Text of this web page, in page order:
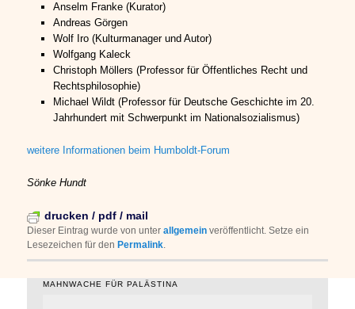
Anselm Franke (Kurator)
Andreas Görgen
Wolf Iro (Kulturmanager und Autor)
Wolfgang Kaleck
Christoph Möllers (Professor für Öffentliches Recht und
Rechtsphilosophie)
Michael Wildt (Professor für Deutsche Geschichte im 20.
Jahrhundert mit Schwerpunkt im Nationalsozialismus)
weitere Informationen beim Humboldt-Forum
Sönke Hundt
drucken / pdf / mail
Dieser Eintrag wurde vonunterallgemein veröffentlicht. Setze ein
Lesezeichen für den Permalink.
MAHNWACHE FÜR PALÄSTINA